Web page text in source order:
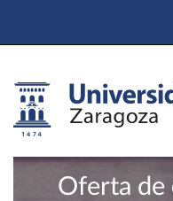
Oferta de